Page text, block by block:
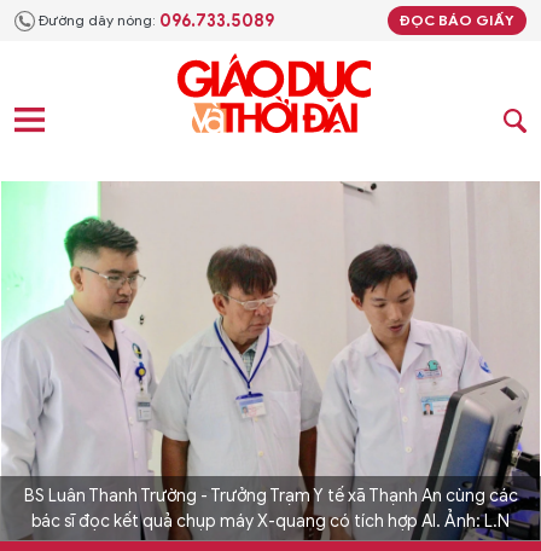
Đường dây nóng: 096.733.5089 ĐỌC BÁO GIẤY
BS Luân Thanh Trường - Trưởng Trạm Y tế xã Thạnh An cùng các
bác sĩ đọc kết quả chụp máy X-quang có tích hợp AI. Ảnh: L.N